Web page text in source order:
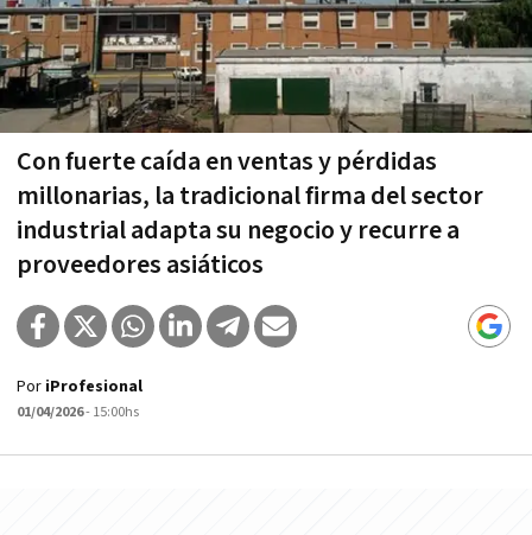
Con fuerte caída en ventas y pérdidas
millonarias, la tradicional firma del sector
industrial adapta su negocio y recurre a
proveedores asiáticos
Por iProfesional
01/04/2026- 15:00hs